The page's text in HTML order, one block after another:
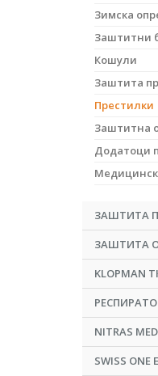
Зимска
Заштитни
Кошули
Заштита
Престилки
Заштитна
Додатоци
ЗАШТИТА
ЗАШТИТА
KLOPMAN
NITRAS
SWISS ONE